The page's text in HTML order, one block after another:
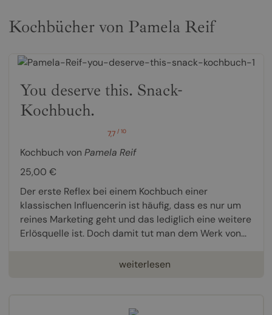
Kochbücher von Pamela Reif
You deserve this. Snack-
Kochbuch.
7,7/ 10
Kochbuch von Pamela Reif
25,00 €
Der erste Reflex bei einem Kochbuch einer
klassischen Influencerin ist häufig, dass es nur um
reines Marketing geht und das lediglich eine weitere
Erlösquelle ist. Doch damit tut man dem Werk von...
weiterlesen